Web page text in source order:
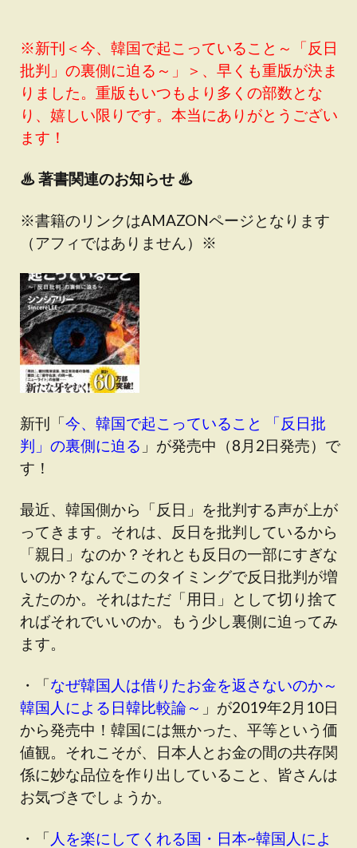
※新刊＜今、韓国で起こっていること～「反日
批判」の裏側に迫る～」＞、早くも重版が決ま
りました。重版もいつもより多くの部数とな
り、嬉しい限りです。本当にありがとうござい
ます！
♨著書関連のお知らせ ♨
※書籍のリンクはAMAZONページとなります
（アフィではありません）※
新刊「今、韓国で起こっていること 「反日批
判」の裏側に迫る 」が発売中（8月2日発売）で
す！
最近、韓国側から「反日」を批判する声が上が
ってきます。それは、反日を批判しているから
「親日」なのか？それとも反日の一部にすぎな
いのか？なんでこのタイミングで反日批判が増
えたのか。それはただ「用日」として切り捨て
ればそれでいいのか。もう少し裏側に迫ってみ
ます。
・「なぜ韓国人は借りたお金を返さないのか～
韓国人による日韓比較論～ 」が2019年2月10日
から発売中！韓国には無かった、平等という価
値観。それこそが、日本人とお金の間の共存関
係に妙な品位を作り出していること、皆さんは
お気づきでしょうか。
・「 人を楽にしてくれる国・日本~韓国人によ